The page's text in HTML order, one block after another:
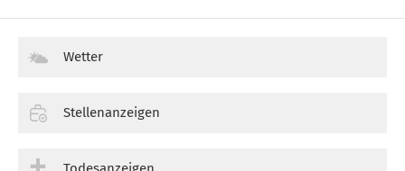
Wetter
Stellenanzeigen